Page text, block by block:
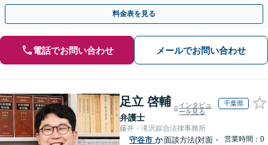
携し、適切かつ円滑に対応します【初回相談無料】
料金表を見る
電話でお問い合わせ メールでお問い合わせ
足立 啓輔
弁護士
インタビュ
ーを見る
千葉県
藤井・滝沢綜合法律事務所
守谷市 か面談方法(対面・
営業時間：0